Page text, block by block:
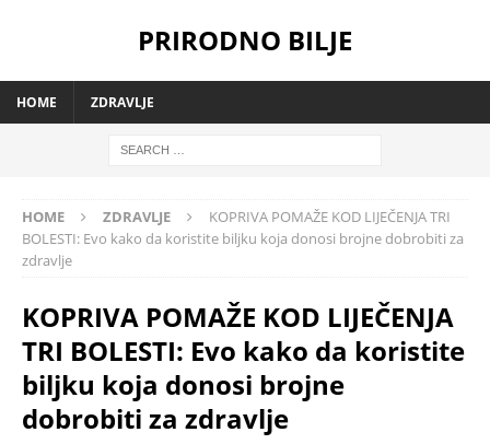
PRIRODNO BILJE
HOME ZDRAVLJE
HOME ZDRAVLJE
KOPRIVA POMAŽE KOD LIJEČENJA TRI
BOLESTI: Evo kako da koristite biljku koja donosi brojne dobrobiti za
zdravlje
KOPRIVA POMAŽE KOD LIJEČENJA
TRI BOLESTI: Evo kako da koristite
biljku koja donosi brojne
dobrobiti za zdravlje